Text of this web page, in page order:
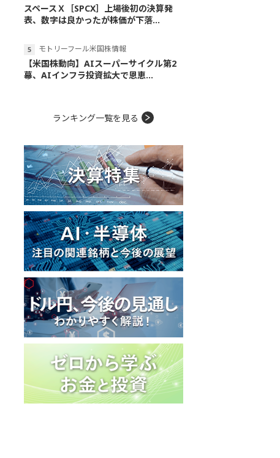
スペースＸ［SPCX］上場後初の決算発
表、数字は良かったが株価が下落...
モトリーフール米国株情報
【米国株動向】AIスーパーサイクル第2
幕、AIインフラ投資拡大で恩恵...
ランキング一覧を見る